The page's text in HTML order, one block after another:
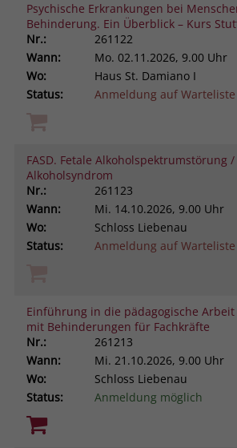
Psychische Erkrankungen bei
Behinderung. Ein Überblick – Kurs
Nr.:
261122
Wann:
Mo. 02.11.2026, 9.00 Uhr
Wo:
Haus St. Damiano I
Status:
Anmeldung auf Warteliste
FASD. Fetale Alkoholspektrumstörung /
Alkoholsyndrom
Nr.:
261123
Wann:
Mi. 14.10.2026, 9.00 Uhr
Wo:
Schloss Liebenau
Status:
Anmeldung auf Warteliste
Einführung in die pädagogische
mit Behinderungen für Fachkräfte
Nr.:
261213
Wann:
Mi. 21.10.2026, 9.00 Uhr
Wo:
Schloss Liebenau
Status:
Anmeldung möglich